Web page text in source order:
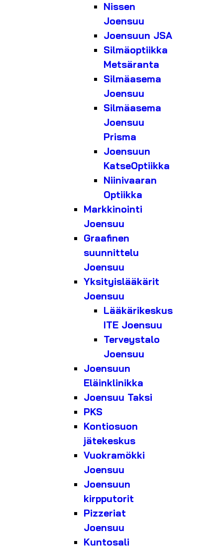
Nissen
Joensuu
Joensuun JSA
Silmäoptiikka
Metsäranta
Silmäasema
Joensuu
Silmäasema
Joensuu
Prisma
Joensuun
KatseOptiikka
Niinivaaran
Optiikka
Markkinointi
Joensuu
Graafinen
suunnittelu
Joensuu
Yksityislääkärit
Joensuu
Lääkärikeskus
ITE Joensuu
Terveystalo
Joensuu
Joensuun
Eläinklinikka
Joensuu Taksi
PKS
Kontiosuon
jätekeskus
Vuokramökki
Joensuu
Joensuun
kirpputorit
Pizzeriat
Joensuu
Kuntosali